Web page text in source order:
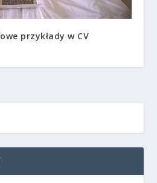
przykłady w CV